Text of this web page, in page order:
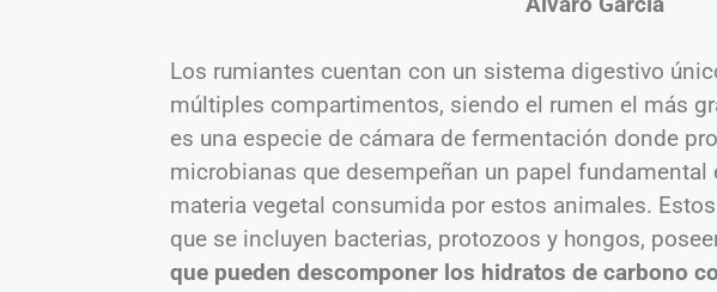
Los rumiantes cuentan con un sistema digestivo
múltiples compartimentos, siendo el rumen el más
es una especie de cámara de fermentación donde
microbianas que desempeñan un papel
materia vegetal consumida por estos animales.
que se incluyen bacterias, protozoos y hongos,
que pueden descomponer los hidratos de carbono